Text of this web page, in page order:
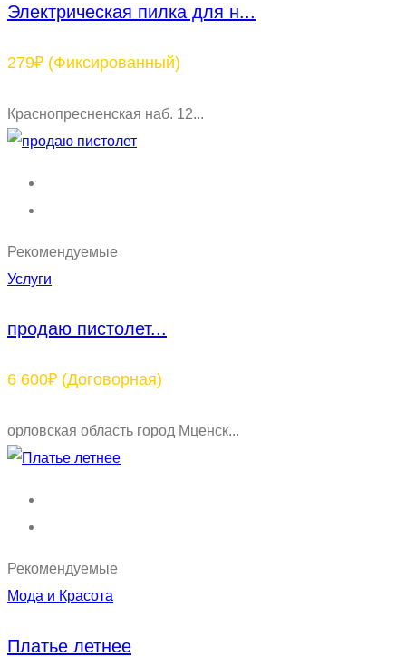
Электрическая пилка для н...
279₽ (Фиксированный)
Краснопресненская наб. 12...
Рекомендуемые
Услуги
продаю пистолет...
6 600₽ (Договорная)
орловская область город Мценск...
Рекомендуемые
Мода и Красота
Платье летнее